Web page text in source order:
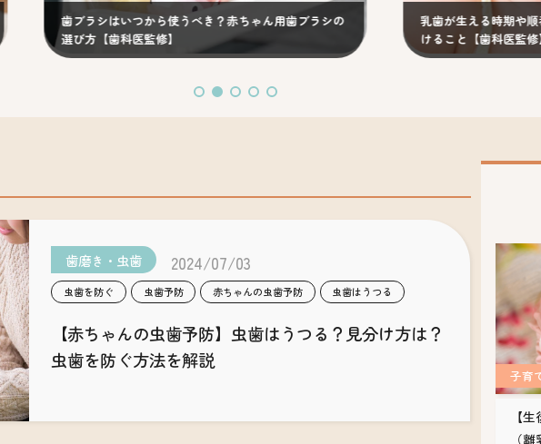
歯ブラシはいつから使うべき？赤ちゃん用歯ブラシの
選び方【歯科医監修】
乳歯が生える時期や順番は？虫
けること【歯科医監修】
歯磨き・虫歯 2024/07/03
虫歯を防ぐ 虫歯予防 赤ちゃんの虫歯予防 虫歯はうつる
【赤ちゃんの虫歯予防】虫歯はうつる？見分け方は？
虫歯を防ぐ方法を解説
【
（
子育